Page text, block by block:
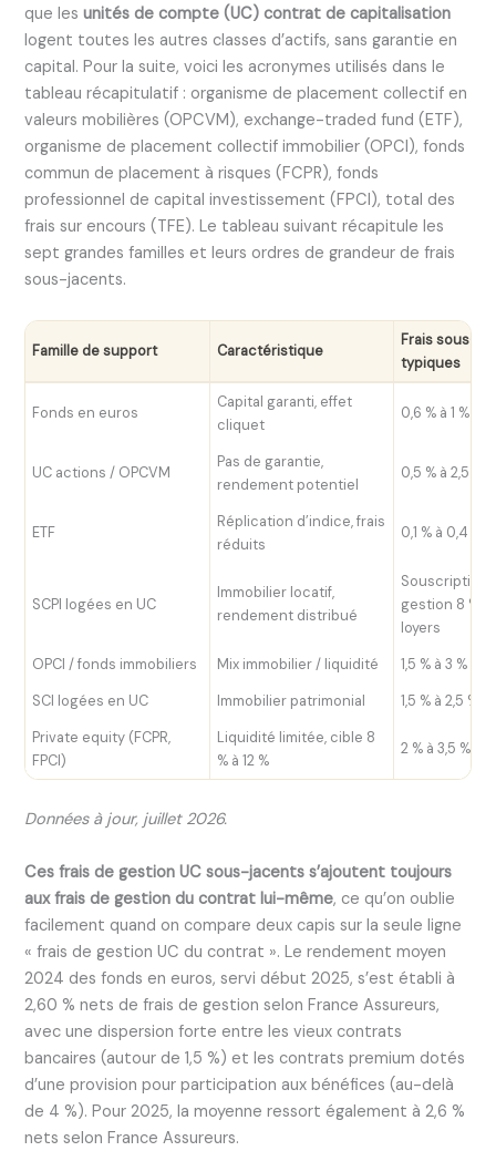
que lesunités de compte (UC) contrat de capitalisation
logent toutes les autres classes d’actifs, sans garantie en
capital. Pour la suite, voici les acronymes utilisés dans le
tableau récapitulatif : organisme de placement collectif en
valeurs mobilières (OPCVM), exchange-traded fund (ETF),
organisme de placement collectif immobilier (OPCI), fonds
commun de placement à risques (FCPR), fonds
professionnel de capital investissement (FPCI), total des
frais sur encours (TFE). Le tableau suivant récapitule les
sept grandes familles et leurs ordres de grandeur de frais
sous-jacents.
Famille de support Caractéristique
Frais sous-
typiques
Fonds en euros
Capital garanti, effet
cliquet
0,6 % à 1 %
UC actions / OPCVM
Pas de garantie,
rendement potentiel
0,5 % à 2,5 %
ETF
Réplication d’indice, frais
réduits
0,1 % à 0,4 %
SCPI logées en UC
Immobilier locatif,
rendement distribué
Souscription 8
gestion 8 % à
loyers
OPCI / fonds immobiliers
Mix immobilier / liquidité
1,5 % à 3 %
SCI logées en UC
Immobilier patrimonial
1,5 % à 2,5 %
Private equity (FCPR,
FPCI)
Liquidité limitée, cible 8
% à 12 %
2 % à 3,5 %
Données à jour, juillet 2026.
Ces frais de gestion UC sous-jacents s’ajoutent toujours
aux frais de gestion du contrat lui-même, ce qu’on oublie
facilement quand on compare deux capis sur la seule ligne
« frais de gestion UC du contrat ». Le rendement moyen
2024 des fonds en euros, servi début 2025, s’est établi à
2,60 % nets de frais de gestion selon France Assureurs,
avec une dispersion forte entre les vieux contrats
bancaires (autour de 1,5 %) et les contrats premium dotés
d’une provision pour participation aux bénéfices (au-delà
de 4 %). Pour 2025, la moyenne ressort également à 2,6 %
nets selon France Assureurs.